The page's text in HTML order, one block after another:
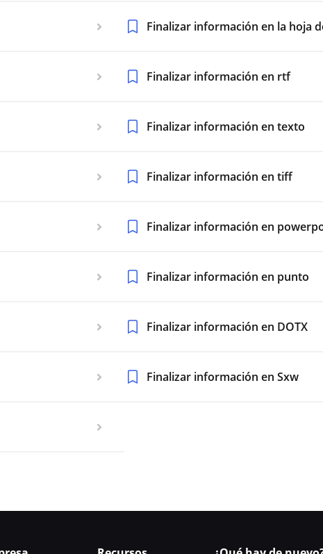
Finalizar información en la hoja
Finalizar información en rtf
Finalizar información en texto
Finalizar información en tiff
Finalizar información en
Finalizar información en punto
Finalizar información en DOTX
Finalizar información en Sxw